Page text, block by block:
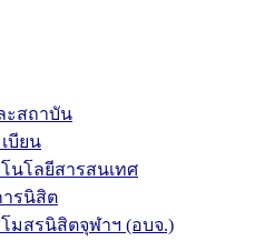
ะสถาบัน
บียน
นโลยีสารสนเทศ
รนิสิต
มสรนิสิตจุฬาฯ (อบจ.)